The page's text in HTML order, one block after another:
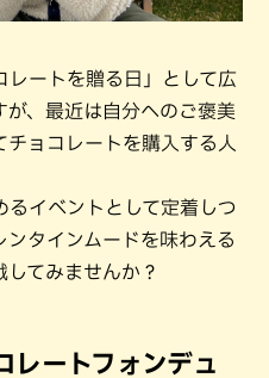
レートを贈る日」として広
が、最近は自分へのご褒美
ョコレートを購入する人
イベントとして定着しつ
タインムードを味わえる
てみませんか？
レートフォンデュ